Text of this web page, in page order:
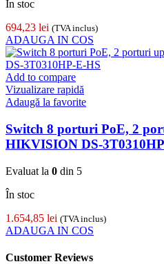
În stoc
694,23 lei (TVA inclus)
ADAUGA IN COS
Add to compare
Vizualizare rapidă
Adaugă la favorite
Switch 8 porturi PoE, 2
HIKVISION DS-
Evaluat la 0 din 5
În stoc
1.654,85 lei (TVA inclus)
ADAUGA IN COS
Customer Reviews